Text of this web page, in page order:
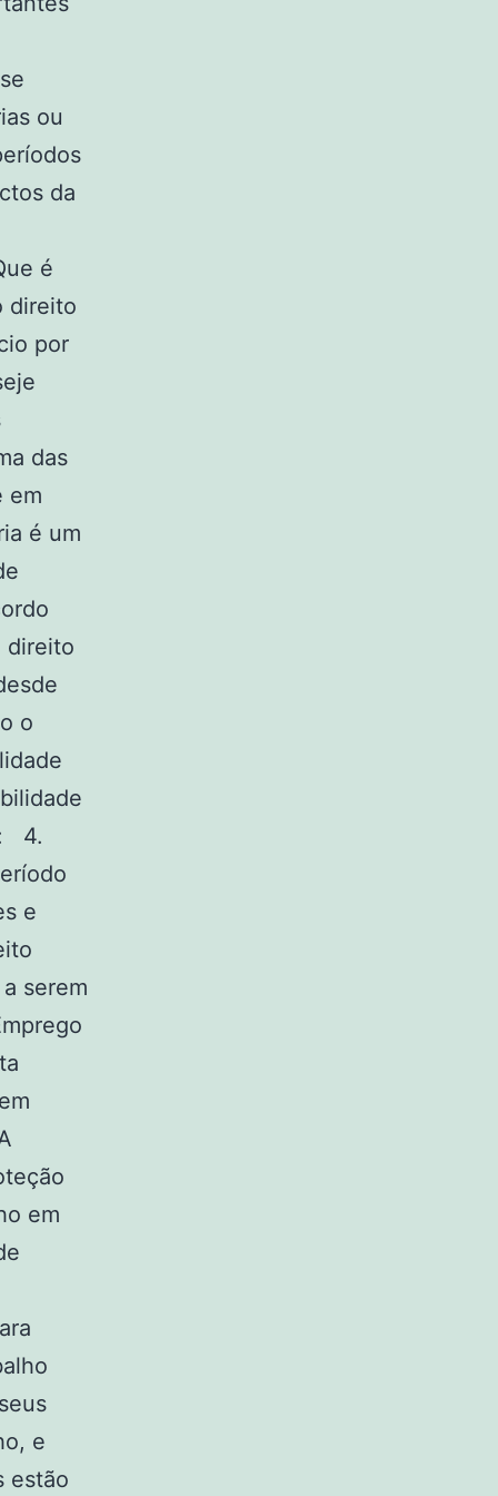
ou
da
é
direito
por
das
em
é um
direito
o
4.
e
serem
em
e
estão